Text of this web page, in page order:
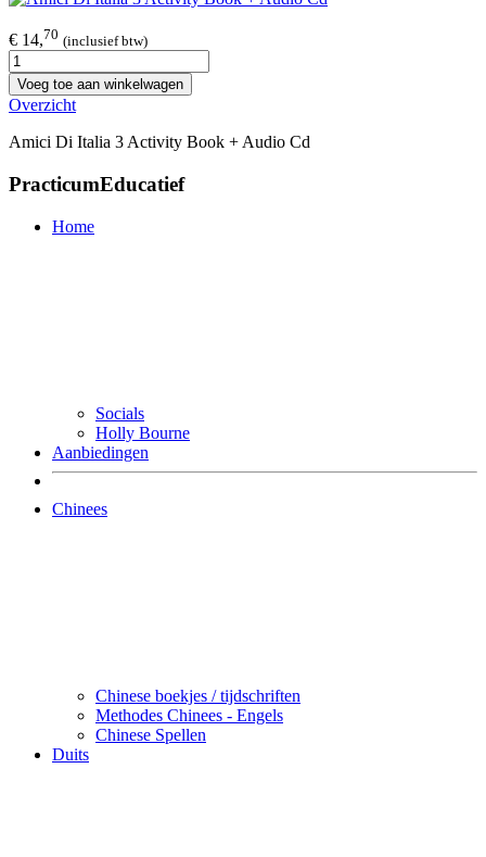
€ 14,70 (inclusief btw)
Voeg toe aan winkelwagen
Overzicht
Amici Di Italia 3 Activity Book + Audio Cd
PracticumEducatief
Home
Socials
Holly Bourne
Aanbiedingen
Chinees
Chinese boekjes / tijdschriften
Methodes Chinees - Engels
Chinese Spellen
Duits